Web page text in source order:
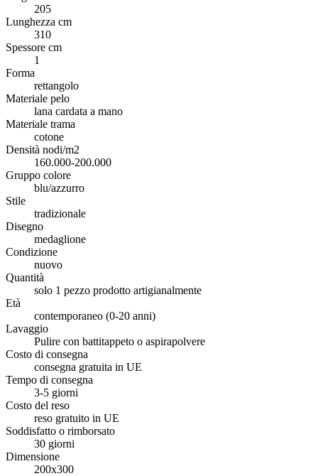
205
Lunghezza cm
310
Spessore cm
1
Forma
rettangolo
Materiale pelo
lana cardata a mano
Materiale trama
cotone
Densità nodi/m2
160.000-200.000
Gruppo colore
blu/azzurro
Stile
tradizionale
Disegno
medaglione
Condizione
nuovo
Quantità
solo 1 pezzo prodotto artigianalmente
Età
contemporaneo (0-20 anni)
Lavaggio
Pulire con battitappeto o aspirapolvere
Costo di consegna
consegna gratuita in UE
Tempo di consegna
3-5 giorni
Costo del reso
reso gratuito in UE
Soddisfatto o rimborsato
30 giorni
Dimensione
200x300